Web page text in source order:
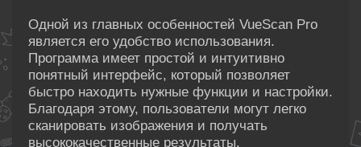
Одной из главных особенностей VueScan Pro
является его удобство использования.
Программа имеет простой и интуитивно
понятный интерфейс, который позволяет
быстро находить нужные функции и настройки.
Благодаря этому, пользователи могут легко
сканировать изображения и получать
высококачественные результаты.